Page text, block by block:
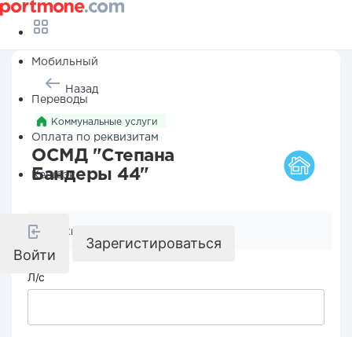
Мобильный
Переводы
Оплата по реквизитам
Кешбэк
Войти
Зарегистироваться
Назад
Коммунальные услуги
ОСМД "Степана
Бандеры 44"
Реквизиты компании
Л/с